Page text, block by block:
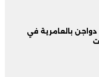
بالعامرية في